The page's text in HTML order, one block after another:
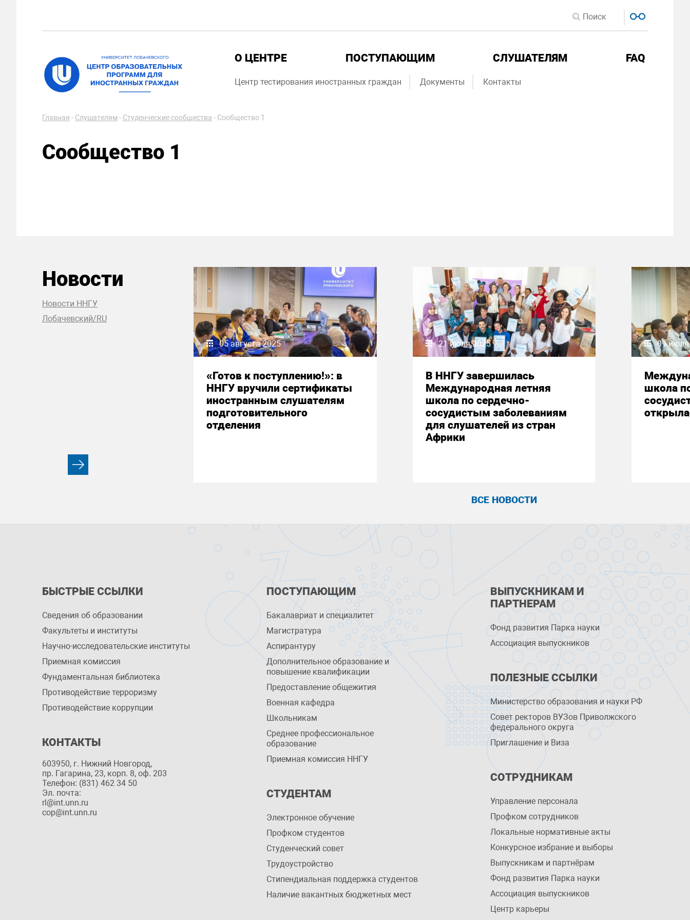
О ЦЕНТРЕ ПОСТУПАЮЩИМ СЛУШАТЕЛЯМ FAQ
Центр тестирования иностранных граждан Документы Контакты
Главная - Слушателям - Студенческие сообщества - Сообщество 1
Сообщество 1
Новости
Новости ННГУ
Лобачевский/RU
05 августа 2025
«Готов к поступлению!»: в
ННГУ вручили сертификаты
иностранным слушателям
подготовительного
отделения
21 июля 2025
В ННГУ завершилась
Международная летняя
школа по сердечно-
сосудистым заболеваниям
для слушателей из стран
Африки
09
школа
ВСЕ НОВОСТИ
БЫСТРЫЕ ССЫЛКИ
Сведения об образовании
Факультеты и институты
Научно-исследовательские институты
Приемная комиссия
Фундаментальная библиотека
Противодействие терроризму
Противодействие коррупции
КОНТАКТЫ
603950, г. Нижний Новгород,
пр. Гагарина, 23, корп. 8, оф. 203
Телефон: (831) 462 34 50
Эл. почта:
rl@int.unn.ru
cop@int.unn.ru
ПОСТУПАЮЩИМ
Бакалавриат и специалитет
Магистратура
Аспирантуру
Дополнительное образование и
повышение квалификации
Предоставление общежития
Военная кафедра
Школьникам
Среднее профессиональное
образование
Приемная комиссия ННГУ
СТУДЕНТАМ
Электронное обучение
Профком студентов
Студенческий совет
Трудоустройство
Стипендиальная поддержка студентов
Наличие вакантных бюджетных мест
ВЫПУСКНИКАМ И
ПАРТНЕРАМ
Фонд развития Парка науки
Ассоциация выпускников
ПОЛЕЗНЫЕ ССЫЛКИ
Министерство образования и науки РФ
Совет ректоров ВУЗов Приволжского
федерального округа
Приглашение и Виза
СОТРУДНИКАМ
Управление персоналa
Профком сотрудников
Локальные нормативные акты
Конкурсное избрание и выборы
Выпускникам и партнёрам
Фонд развития Парка науки
Ассоциация выпускников
Центр карьеры